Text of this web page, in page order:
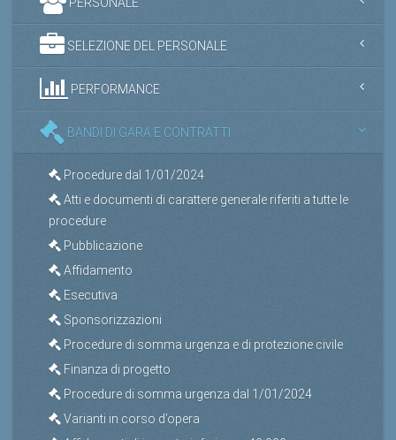
SELEZIONE DEL PERSONALE
PERFORMANCE
BANDI DI GARA E CONTRATTI
Procedure dal 1/01/2024
Atti e documenti di carattere generale riferiti a tutte le
procedure
Pubblicazione
Affidamento
Esecutiva
Sponsorizzazioni
Procedure di somma urgenza e di protezione civile
Finanza di progetto
Procedure di somma urgenza dal 1/01/2024
Varianti in corso d’opera